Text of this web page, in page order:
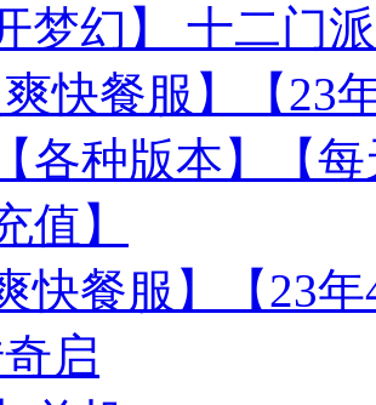
梦幻】 十二门
快餐服】【23